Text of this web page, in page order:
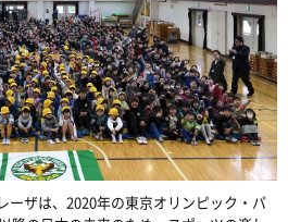
ーザは、2020年の東京オリンピック・パ